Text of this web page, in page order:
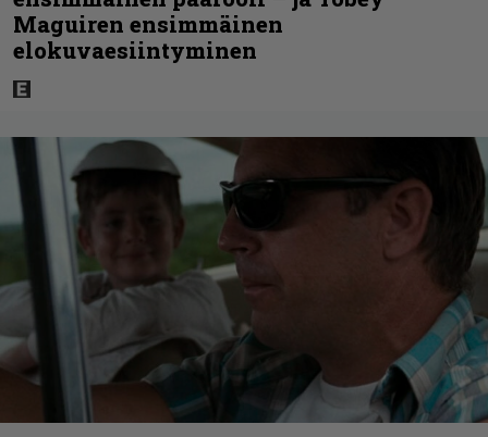
Maguiren ensimmäinen
elokuvaesiintyminen